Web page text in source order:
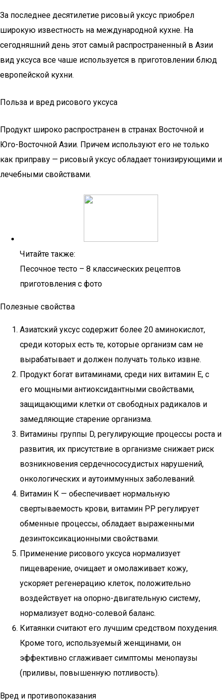
За последнее десятилетие рисовый уксус приобрел
широкую известность на международной кухне. На
сегодняшний день этот самый распространенный в Азии
вид уксуса все чаше используется в приготовлении блюд
европейской кухни.
Польза и вред рисового уксуса
Продукт широко распространен в странах Восточной и
Юго-Восточной Азии. Причем используют его не только
как приправу — рисовый уксус обладает тонизирующими и
лечебными свойствами.
Читайте также:
Песочное тесто – 8 классических рецептов
приготовления с фото
Полезные свойства
Азиатский уксус содержит более 20 аминокислот,
среди которых есть те, которые организм сам не
вырабатывает и должен получать только извне.
Продукт богат витаминами, среди них витамин Е, с
его мощными антиоксидантными свойствами,
защищающими клетки от свободных радикалов и
замедляющие старение организма.
Витамины группы D, регулирующие процессы роста и
развития, их присутствие в организме снижает риск
возникновения сердечнососудистых нарушений,
онкологических и аутоиммунных заболеваний.
Витамин К — обеспечивает нормальную
свертываемость крови, витамин PP регулирует
обменные процессы, обладает выраженными
дезинтоксикационными свойствами.
Применение рисового уксуса нормализует
пищеварение, очищает и омолаживает кожу,
ускоряет регенерацию клеток, положительно
воздействует на опорно-двигательную систему,
нормализует водно-солевой баланс.
Китаянки считают его лучшим средством похудения.
Кроме того, используемый женщинами, он
эффективно сглаживает симптомы менопаузы
(приливы, повышенную потливость).
Вред и противопоказания